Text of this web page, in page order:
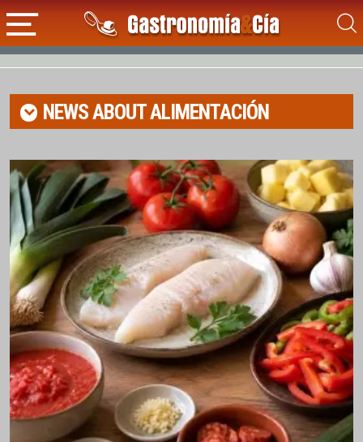
NEWS ABOUTALIMENTACIÓN